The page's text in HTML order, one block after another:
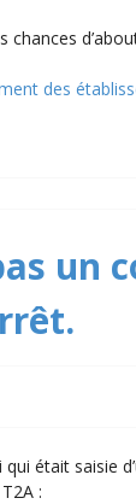
des
un
était saisie
: